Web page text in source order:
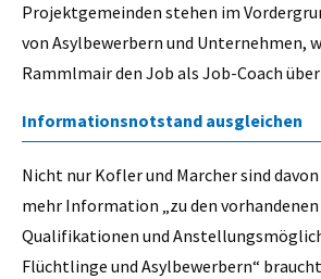
Projektgemeinden stehen im
von Asylbewerbern und Unternehmen,
Rammlmair den Job als Job-Coach
Informationsnotstand ausgleichen
Nicht nur Kofler und Marcher sind
mehr Information „zu den
Qualifikationen und
Flüchtlinge und Asylbewerbern“